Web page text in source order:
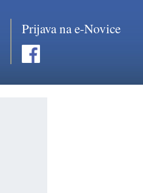
Prijava na e-Novice